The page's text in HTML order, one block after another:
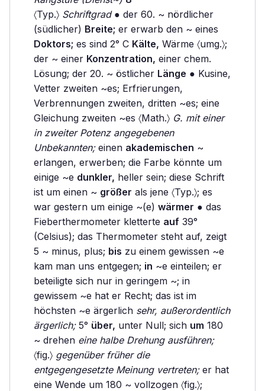
〈Typ.〉 Schriftgrad● der 60. ~ nördlicher
(südlicher) Breite; er erwarb den ~ eines
Doktors; es sind 2° C Kälte, Wärme 〈umg.〉;
der ~ einer Konzentration, einer chem.
Lösung; der 20. ~ östlicher Länge ● Kusine,
Vetter zweiten ~es; Erfrierungen,
Verbrennungen zweiten, dritten ~es; eine
Gleichung zweiten ~es 〈Math.〉 G. mit einer
in zweiter Potenz angegebenen
Unbekannten;einen akademischen ~
erlangen, erwerben; die Farbe könnte um
einige ~e dunkler, heller sein; diese Schrift
ist um einen ~ größer als jene 〈Typ.〉; es
war gestern um einige ~(e) wärmer ● das
Fieberthermometer kletterte auf 39°
(Celsius); das Thermometer steht auf, zeigt
5 ~ minus, plus; bis zu einem gewissen ~e
kam man uns entgegen; in ~e einteilen; er
beteiligte sich nur in geringem ~; in
gewissem ~e hat er Recht; das ist im
höchsten ~e ärgerlich sehr, außerordentlich
ärgerlich;5° über, unter Null; sich um 180
~ drehen eine halbe Drehung ausführen;
〈fig.〉 gegenüber früher die
entgegengesetzte Meinung vertreten;er hat
eine Wende um 180 ~ vollzogen 〈fig.〉;